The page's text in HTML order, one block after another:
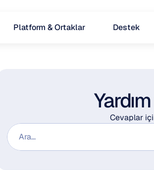
Platform & Ortaklar Destek
Cevaplar
Ara...